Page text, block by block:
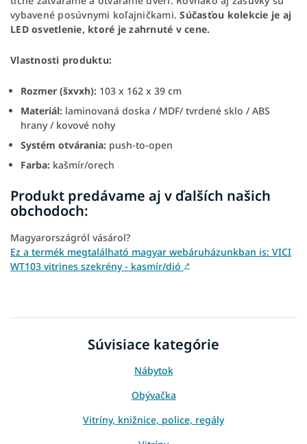
vybavené posúvnymi koľajničkami.Súčasťou kolekcie je aj
LED osvetlenie, ktoré je zahrnuté v cene.
Vlastnosti produktu:
Rozmer (šxvxh): 103 x 162 x 39 cm
Materiál: laminovaná doska / MDF/ tvrdené sklo / ABS
hrany / kovové nohy
Systém otvárania: push-to-open
Farba: kašmír/orech
Produkt predávame aj v ďalších našich
obchodoch:
Magyarországról vásárol?
Ez a termék megtalálható magyar webáruházunkban is: VICI
WT103 vitrines szekrény - kasmír/dió ↗
Súvisiace kategórie
Nábytok
Obývačka
Vitríny, knižnice, police, regály